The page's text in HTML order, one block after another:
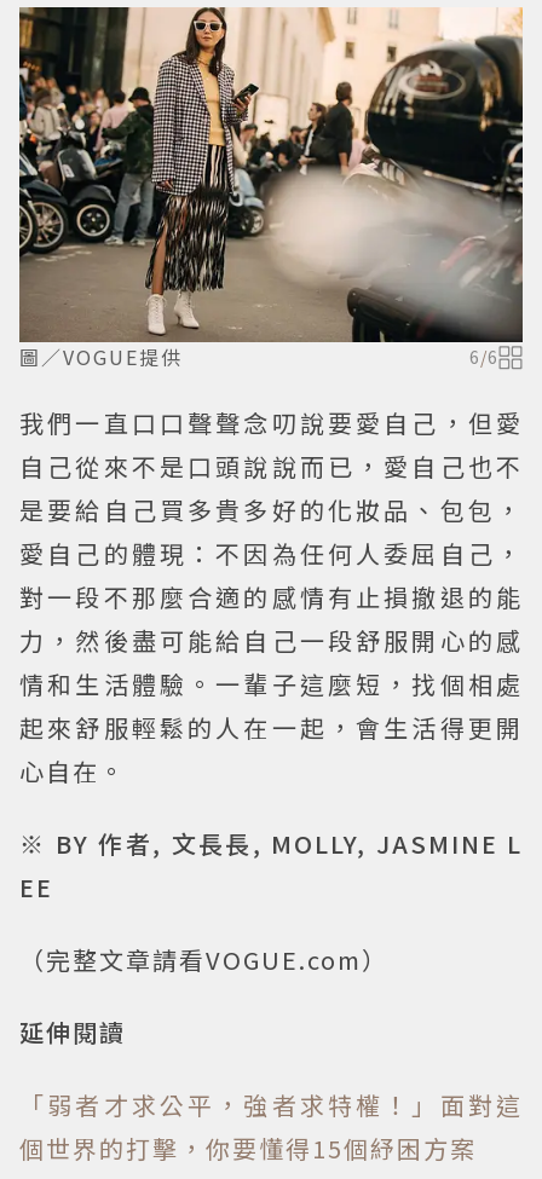
圖／VOGUE提供 6/6
我們一直口口聲聲念叨說要愛自己，但愛
自己從來不是口頭說說而已，愛自己也不
是要給自己買多貴多好的化妝品、包包，
愛自己的體現：不因為任何人委屈自己，
對一段不那麼合適的感情有止損撤退的能
力，然後盡可能給自己一段舒服開心的感
情和生活體驗。一輩子這麼短，找個相處
起來舒服輕鬆的人在一起，會生活得更開
心自在。
※ BY 作者, 文長長, MOLLY, JASMINE L
EE
（完整文章請看VOGUE.com）
延伸閱讀
「弱者才求公平，強者求特權！」面對這
個世界的打擊，你要懂得15個紓困方案